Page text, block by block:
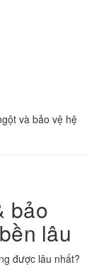
và bảo vệ hệ
bảo
lâu
được lâu nhất?